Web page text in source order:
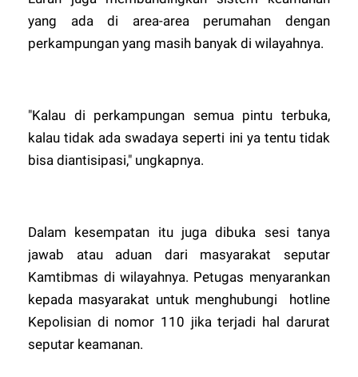
yang ada di area-area perumahan dengan
perkampungan yang masih banyak di wilayahnya.
"Kalau di perkampungan semua pintu terbuka,
kalau tidak ada swadaya seperti ini ya tentu tidak
bisa diantisipasi," ungkapnya.
Dalam kesempatan itu juga dibuka sesi tanya
jawab atau aduan dari masyarakat seputar
Kamtibmas di wilayahnya. Petugas menyarankan
kepada masyarakat untuk menghubungi hotline
Kepolisian di nomor 110 jika terjadi hal darurat
seputar keamanan.